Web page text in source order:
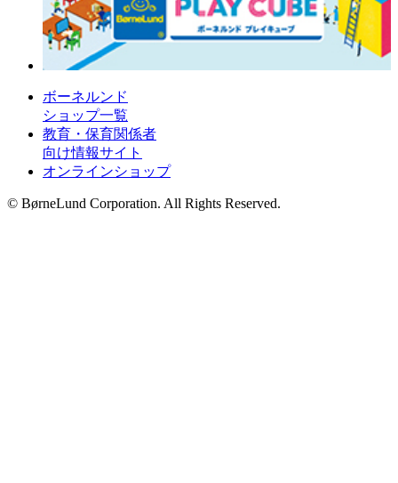
ボーネルンド
ショップ一覧
教育・保育関係者
向け情報サイト
オンラインショップ
© BørneLund Corporation. All Rights Reserved.